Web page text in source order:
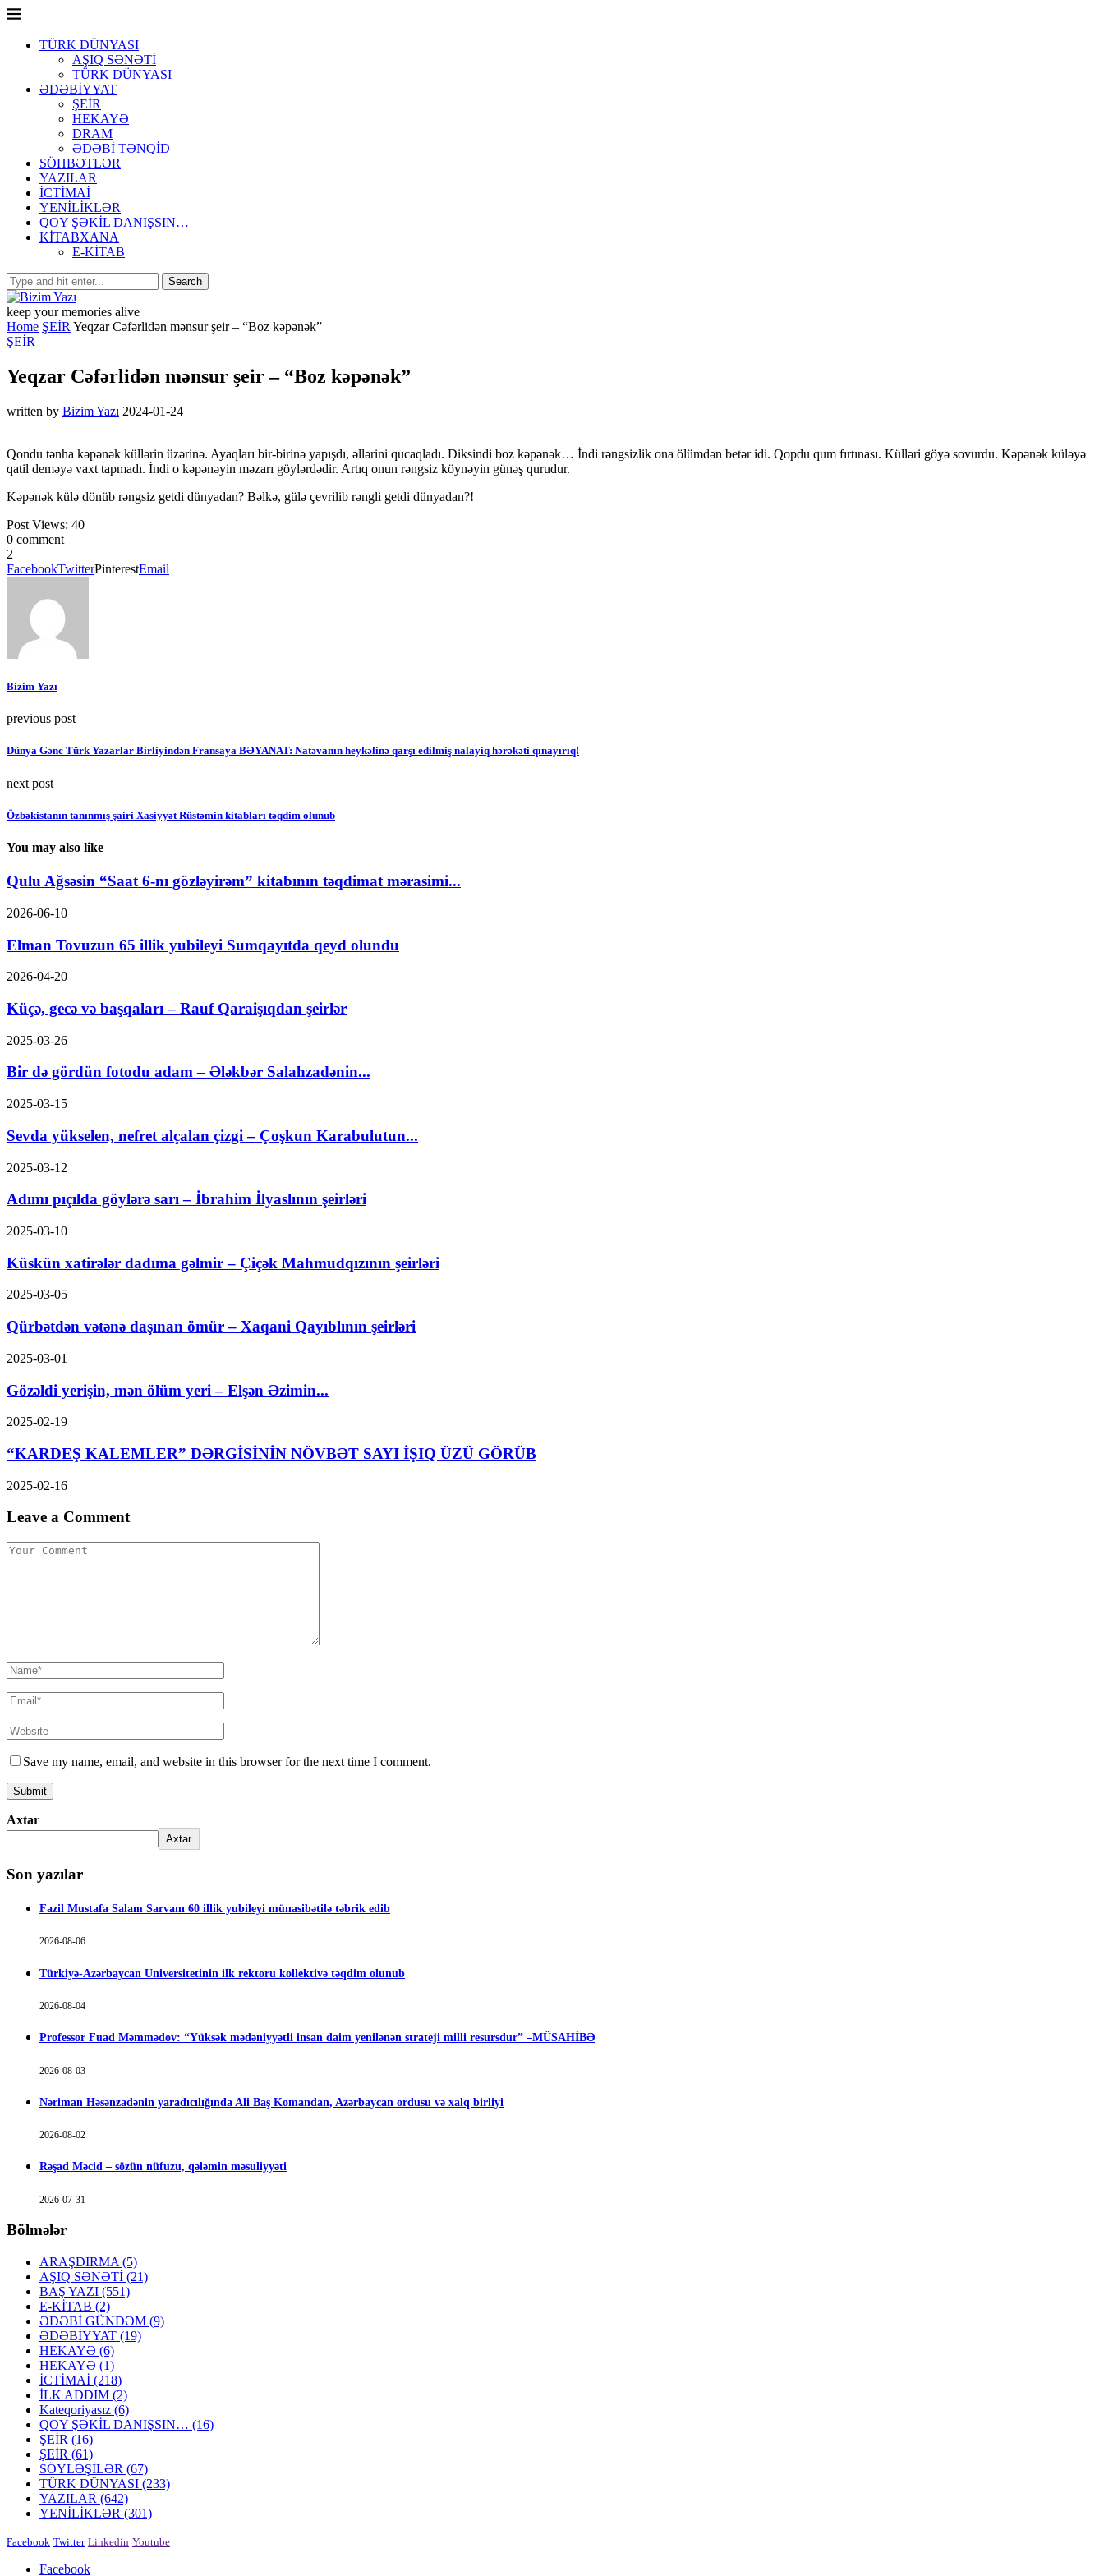
TÜRK DÜNYASI
AŞIQ SƏNƏTİ
TÜRK DÜNYASI
ƏDƏBİYYAT
ŞEİR
HEKAYƏ
DRAM
ƏDƏBİ TƏNQİD
SÖHBƏTLƏR
YAZILAR
İCTİMAİ
YENİLİKLƏR
QOY ŞƏKİL DANIŞSIN…
KİTABXANA
E-KİTAB
keep your memories alive
Home ŞEİR Yeqzar Cəfərlidən mənsur şeir – “Boz kəpənək”
ŞEİR
Yeqzar Cəfərlidən mənsur şeir – “Boz kəpənək”
written by Bizim Yazı 2024-01-24
Qondu tənha kəpənək küllərin üzərinə. Ayaqları bir-birinə yapışdı, əllərini qucaqladı. Diksindi boz kəpənək… İndi rəngsizlik ona ölümdən betər idi. Qopdu qum fırtınası. Külləri göyə sovurdu. Kəpənək küləyə
qatil deməyə vaxt tapmadı. İndi o kəpənəyin məzarı göylərdədir. Artıq onun rəngsiz köynəyin günəş qurudur.
Kəpənək külə dönüb rəngsiz getdi dünyadan? Bəlkə, gülə çevrilib rəngli getdi dünyadan?!
Post Views: 40
0 comment
2
FacebookTwitterPinterestEmail
Bizim Yazı
previous post
Dünya Gənc Türk Yazarlar Birliyindən Fransaya BƏYANAT: Natəvanın heykəlinə qarşı edilmiş nalayiq hərəkəti qınayırıq!
next post
Özbəkistanın tanınmış şairi Xasiyyət Rüstəmin kitabları təqdim olunub
You may also like
Qulu Ağsəsin “Saat 6-nı gözləyirəm” kitabının təqdimat mərasimi...
2026-06-10
Elman Tovuzun 65 illik yubileyi Sumqayıtda qeyd olundu
2026-04-20
Küçə, gecə və başqaları – Rauf Qaraişıqdan şeirlər
2025-03-26
Bir də gördün fotodu adam – Ələkbər Salahzadənin...
2025-03-15
Sevda yükselen, nefret alçalan çizgi – Çoşkun Karabulutun...
2025-03-12
Adımı pıçılda göylərə sarı – İbrahim İlyaslının şeirləri
2025-03-10
Küskün xatirələr dadıma gəlmir – Çiçək Mahmudqızının şeirləri
2025-03-05
Qürbətdən vətənə daşınan ömür – Xaqani Qayıblının şeirləri
2025-03-01
Gözəldi yerişin, mən ölüm yeri – Elşən Əzimin...
2025-02-19
“KARDEŞ KALEMLER” DƏRGİSİNİN NÖVBƏT SAYI İŞIQ ÜZÜ GÖRÜB
2025-02-16
Leave a Comment
Save my name, email, and website in this browser for the next time I comment.
Axtar
Axtar
Son yazılar
Fazil Mustafa Salam Sarvanı 60 illik yubileyi münasibətilə təbrik edib
2026-08-06
Türkiyə-Azərbaycan Universitetinin ilk rektoru kollektivə təqdim olunub
2026-08-04
Professor Fuad Məmmədov: “Yüksək mədəniyyətli insan daim yenilənən strateji milli resursdur” –MÜSAHİBƏ
2026-08-03
Nəriman Həsənzadənin yaradıcılığında Ali Baş Komandan, Azərbaycan ordusu və xalq birliyi
2026-08-02
Rəşad Məcid – sözün nüfuzu, qələmin məsuliyyəti
2026-07-31
Bölmələr
ARAŞDIRMA (5)
AŞIQ SƏNƏTİ (21)
BAŞ YAZI (551)
E-KİTAB (2)
ƏDƏBİ GÜNDƏM (9)
ƏDƏBİYYAT (19)
HEKAYƏ (6)
HEKAYƏ (1)
İCTİMAİ (218)
İLK ADDIM (2)
Kateqoriyasız (6)
QOY ŞƏKİL DANIŞSIN… (16)
ŞEİR (16)
ŞEİR (61)
SÖYLƏŞİLƏR (67)
TÜRK DÜNYASI (233)
YAZILAR (642)
YENİLİKLƏR (301)
Facebook Twitter Linkedin Youtube
Facebook